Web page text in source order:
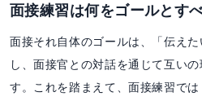
面接練習は何をゴールとす
面接それ自体のゴールは、「伝え
し、面接官との対話を通じて互い
す。これを踏まえて、面接練習で